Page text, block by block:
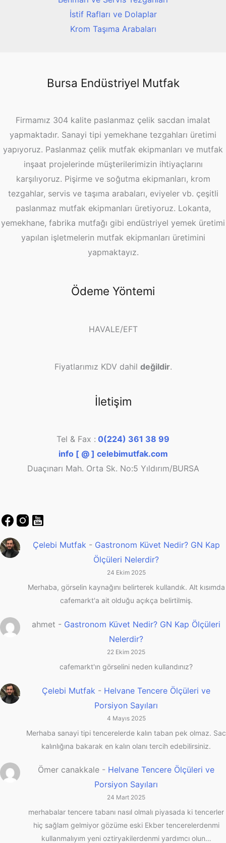
İstif Rafları ve Dolaplar
Krom Taşıma Arabaları
Bursa Endüstriyel Mutfak
Firmamız 304 kalite paslanmaz çelik sacdan imalat
yapmaktadır. Sanayi tipi yemekhane tezgahları üretimi
yapıyoruz. Paslanmaz çelik mutfak ekipmanları ve mutfak
inşaat projelerinde müşterilerimizin ihtiyaçlarını
karşılıyoruz. Pişirme ve soğutma ekipmanları, krom
tezgahlar, servis ve taşıma arabaları, eviyeler vb. çeşitli
paslanmaz mutfak ekipmanları üretiyoruz. Lokanta,
yemekhane, fabrika mutfağı gibi endüstriyel yemek üretimi
yapılan işletmelerin mutfak ekipmanları üretimini
yapmaktayız.
Ödeme Yöntemi
HAVALE/EFT
Fiyatlarımız KDV dahil değildir.
İletişim
Tel & Fax : 0(224) 361 38 99
info [ @ ] celebimutfak.com
Duaçınarı Mah. Orta Sk. No:5 Yıldırım/BURSA
Çelebi Mutfak- Gastronom Küvet Nedir? GN Kap
Ölçüleri Nelerdir?
24 Ekim 2025
Merhaba, görselin kaynağını belirterek kullandık. Alt kısımda
cafemarkt'a ait olduğu açıkça belirtilmiş.
ahmet - Gastronom Küvet Nedir? GN Kap Ölçüleri
Nelerdir?
22 Ekim 2025
cafemarkt'ın görselini neden kullandınız?
Çelebi Mutfak - Helvane Tencere Ölçüleri ve
Porsiyon Sayıları
4 Mayıs 2025
Merhaba sanayi tipi tencerelerde kalın taban pek olmaz. Sac
kalınlığına bakarak en kalın olanı tercih edebilirsiniz.
Ömer canakkale - Helvane Tencere Ölçüleri ve
Porsiyon Sayıları
24 Mart 2025
merhabalar tencere tabanı nasıl olmalı piyasada ki tencerler
hiç sağlam gelmiyor gözüme eski Ekber tencerelerdenmi
kullanmalıyım yeni oztiryakilerdenmi yardımcı olun…